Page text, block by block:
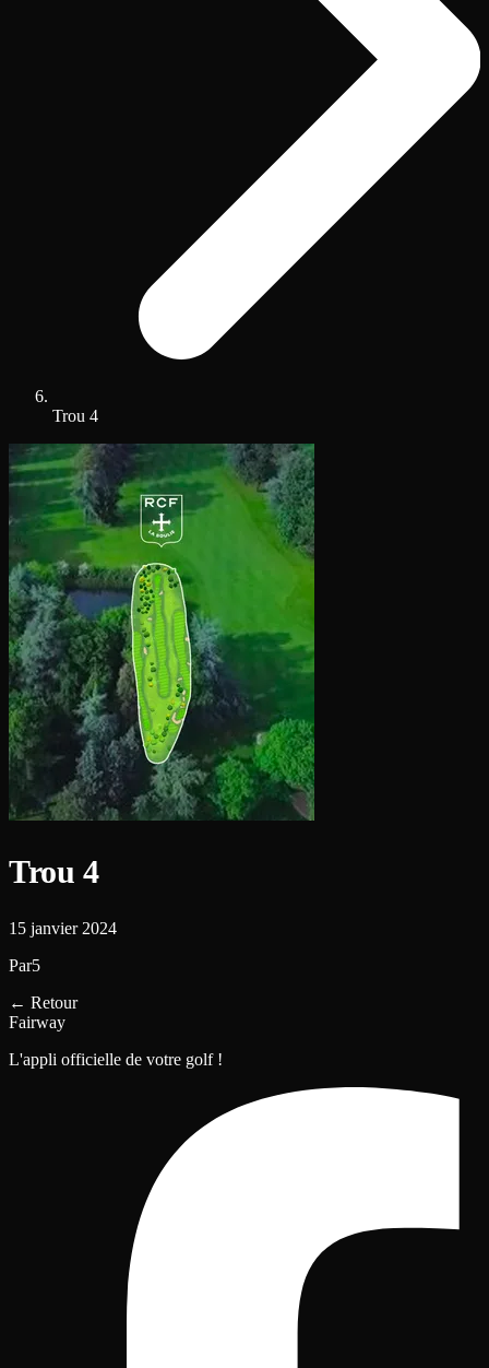
Trou 4
Trou 4
15 janvier 2024
Par5
← Retour
Fairway
L'appli officielle de votre golf !